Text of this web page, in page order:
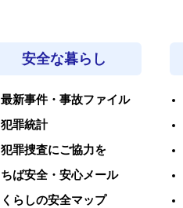
安全な暮らし
最新事件・事故ファイル
犯罪統計
犯罪捜査にご協力を
ちば安全・安心メール
くらしの安全マップ